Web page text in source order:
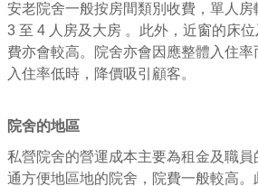
安老院舍一般按房間類別收費，單人房
3 至 4 人房及大房 。此外，近窗的床
費亦會較高。院舍亦會因應整體入住
入住率低時，降價吸引顧客。
院舍的地區
私營院舍的營運成本主要為租金及職
通方便地區地的院舍，院費一般較高